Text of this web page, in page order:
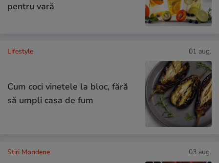
pentru vară
Lifestyle 01 aug.
Cum coci vinetele la bloc, fără
să umpli casa de fum
Stiri Mondene 03 aug.